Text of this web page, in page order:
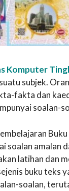
Komputer
subjek.
fakta dan
soalan-
soalan amalan
latihan dan
buku teks
soalan,